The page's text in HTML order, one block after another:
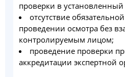
проверки в установленный
отсутствие
проведении осмотра без
контролируемым лицом;
проведение проверки
аккредитации экспертной